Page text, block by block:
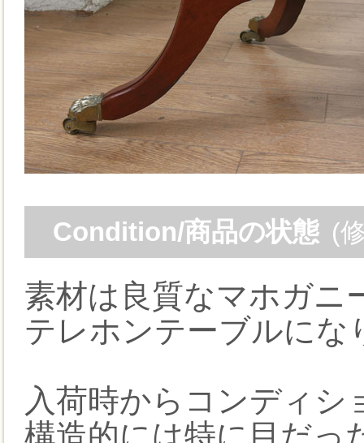
Condition/商品の状態 (
素材は良質なマホガニ
テレホンテーブルにな
入荷時からコンディシ
構造的には特に目だっ